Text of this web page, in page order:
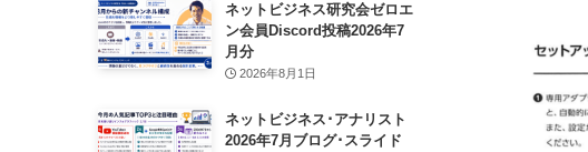
ネットビジネス研究会ゼロエ
ン会員Discord投稿2026年7
月分
2026年8月1日
ネットビジネス･アナリスト
2026年7月ブログ･スライド